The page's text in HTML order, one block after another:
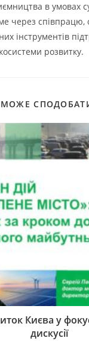
в умовах
через співпрацю,
інструментів
розвитку.
Києва у
дискусії